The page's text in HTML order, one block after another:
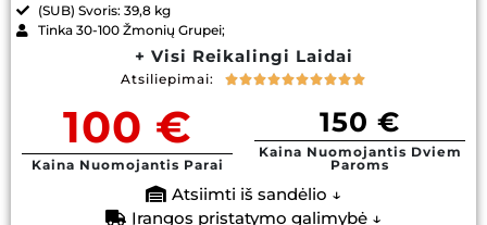
(SUB) Svoris: 39,8 kg
Tinka 30-100 Žmonių Grupei;
+ Visi Reikalingi Laidai
Atsiliepimai: 
100 €
Kaina Nuomojantis Parai
150 €
Kaina Nuomojantis Dviem
Paroms
Atsiimti iš sandėlio ↓
Įrangos pristatymo galimybė ↓